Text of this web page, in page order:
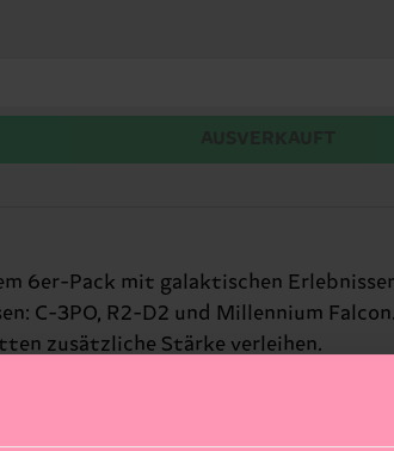
6er-Pack mit galaktischen
C-3PO, R2-D2 und Millennium
zusätzliche Stärke verleihen.